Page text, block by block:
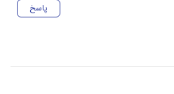
پاسخ